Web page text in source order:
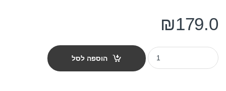
₪179.0
מיטה לכלב פטס-פרוג'קט מידה m צבע כחול רבועים quantity
הוספה לסל